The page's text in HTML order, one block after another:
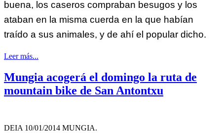
buena, los caseros compraban besugos y los
ataban en la misma cuerda en la que habían
traído a sus animales, y de ahí el popular dicho.
Leer más...
Mungia acogerá el domingo la ruta de
mountain bike de San Antontxu
DEIA 10/01/2014 MUNGIA.